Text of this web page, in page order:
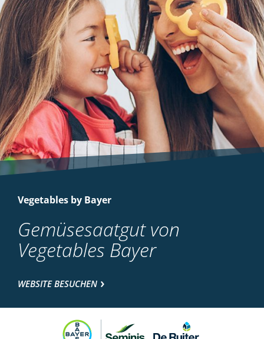
Vegetables by Bayer
Gemüsesaatgut von
Vegetables Bayer
WEBSITE BESUCHEN